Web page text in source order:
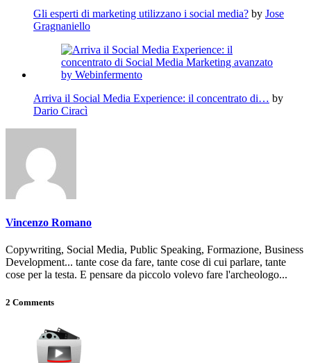
Gli esperti di marketing utilizzano i social media? by Jose
Gragnaniello
Arriva il Social Media Experience: il concentrato di… by
Dario Ciracì
Vincenzo Romano
Copywriting, Social Media, Public Speaking, Formazione, Business
Development... tante cose da fare, tante cose di cui parlare, tante
cose per la testa. E pensare da piccolo volevo fare l'archeologo...
2 Comments